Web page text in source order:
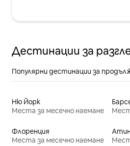
Дестинации за
Популярни дестинации за
Ню Йорк
Места за месечно наемане
Флоренция
Места за месечно наемане